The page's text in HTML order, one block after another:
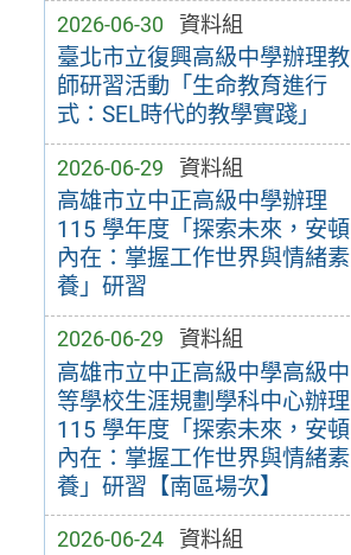
2026-06-30 資料組
臺北市立復興高級中學辦理教
師研習活動「生命教育進行
式：SEL時代的教學實踐」
2026-06-29 資料組
高雄市立中正高級中學辦理
115 學年度「探索未來，安頓
內在：掌握工作世界與情緒素
養」研習
2026-06-29 資料組
高雄市立中正高級中學高級中
等學校生涯規劃學科中心辦理
115 學年度「探索未來，安頓
內在：掌握工作世界與情緒素
養」研習【南區場次】
2026-06-24 資料組